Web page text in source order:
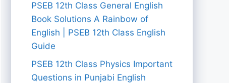
PSEB 12th Class General English
Book Solutions A Rainbow of
English | PSEB 12th Class English
Guide
PSEB 12th Class Physics Important
Questions in Punjabi English